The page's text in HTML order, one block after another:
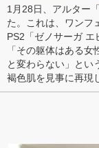
1月28日、 アルター 「
た。これは、
ワンフ
PS2「ゼノサーガ エ
「その躯体はある
と変わらない」とい
褐色肌を見事に再現